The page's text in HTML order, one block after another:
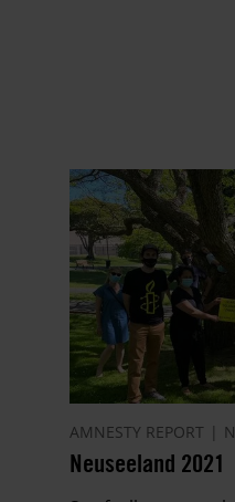
AMNESTY REPORT
Neuseeland 2021